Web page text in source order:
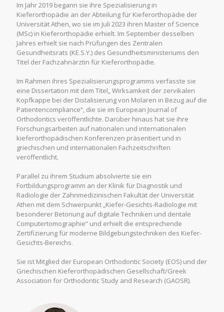
Im Jahr 2019 begann sie ihre Spezialisierung in
Kieferorthopädie an der Abteilung für Kieferorthopädie der
Universität Athen, wo sie im Juli 2023 ihren Master of Science
(MSc) in Kieferorthopädie erhielt. Im September desselben
Jahres erhielt sie nach Prüfungen des Zentralen
Gesundheitsrats (KE.S.Y.) des Gesundheitsministeriums den
Titel der Fachzahnärztin für Kieferorthopädie.
Im Rahmen ihres Spezialisierungsprogramms verfasste sie
eine Dissertation mit dem Titel„ Wirksamkeit der zervikalen
Kopfkappe bei der Distalisierung von Molaren in Bezug auf die
Patientencompliance“, die sie im European Journal of
Orthodontics veröffentlichte. Darüber hinaus hat sie ihre
Forschungsarbeiten auf nationalen und internationalen
kieferorthopädischen Konferenzen präsentiert und in
griechischen und internationalen Fachzeitschriften
veröffentlicht.
Parallel zu ihrem Studium absolvierte sie ein
Fortbildungsprogramm an der Klinik für Diagnostik und
Radiologie der Zahnmedizinischen Fakultät der Universität
Athen mit dem Schwerpunkt „Kiefer-Gesichts-Radiologie mit
besonderer Betonung auf digitale Techniken und dentale
Computertomographie“ und erhielt die entsprechende
Zertifizierung für moderne Bildgebungstechniken des Kiefer-
Gesichts-Bereichs.
Sie ist Mitglied der European Orthodontic Society (EOS) und der
Griechischen Kieferorthopädischen Gesellschaft/Greek
Association for Orthodontic Study and Research (GAOSR).